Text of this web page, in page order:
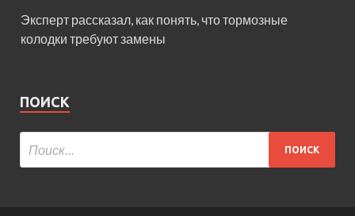
Эксперт рассказал, как понять, что тормозные
колодки требуют замены
ПОИСК